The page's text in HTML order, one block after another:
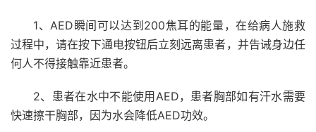
1、AED瞬间可以达到200焦耳的能量，在给病人施救
过程中，请在按下通电按钮后立刻远离患者，并告诫身边任
何人不得接触靠近患者。
2、患者在水中不能使用AED，患者胸部如有汗水需要
快速擦干胸部，因为水会降低AED功效。